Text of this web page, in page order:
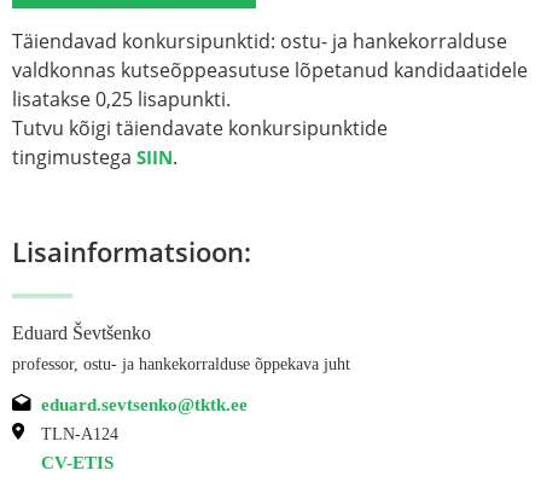
Täiendavad konkursipunktid: ostu- ja hankekorralduse
valdkonnas kutseõppeasutuse lõpetanud kandidaatidele
lisatakse 0,25 lisapunkti.
Tutvu kõigi täiendavate konkursipunktide
tingimustega SIIN.
Lisainformatsioon:
Eduard Ševtšenko
professor, ostu- ja hankekorralduse õppekava juht
eduard.sevtsenko@tktk.ee
TLN-A124
CV-ETIS